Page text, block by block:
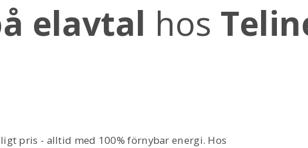
elavtal hos
pris - alltid med 100% förnybar energi. Hos